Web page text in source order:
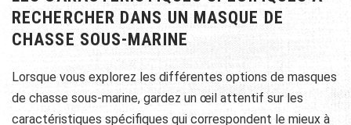
RECHERCHER DANS UN MASQUE DE
CHASSE SOUS-MARINE
Lorsque vous explorez les différentes options de masques
de chasse sous-marine, gardez un œil attentif sur les
caractéristiques spécifiques qui correspondent le mieux à